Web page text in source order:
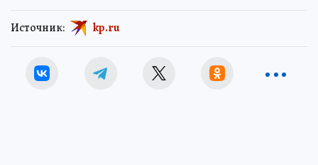
Источник: kp.ru